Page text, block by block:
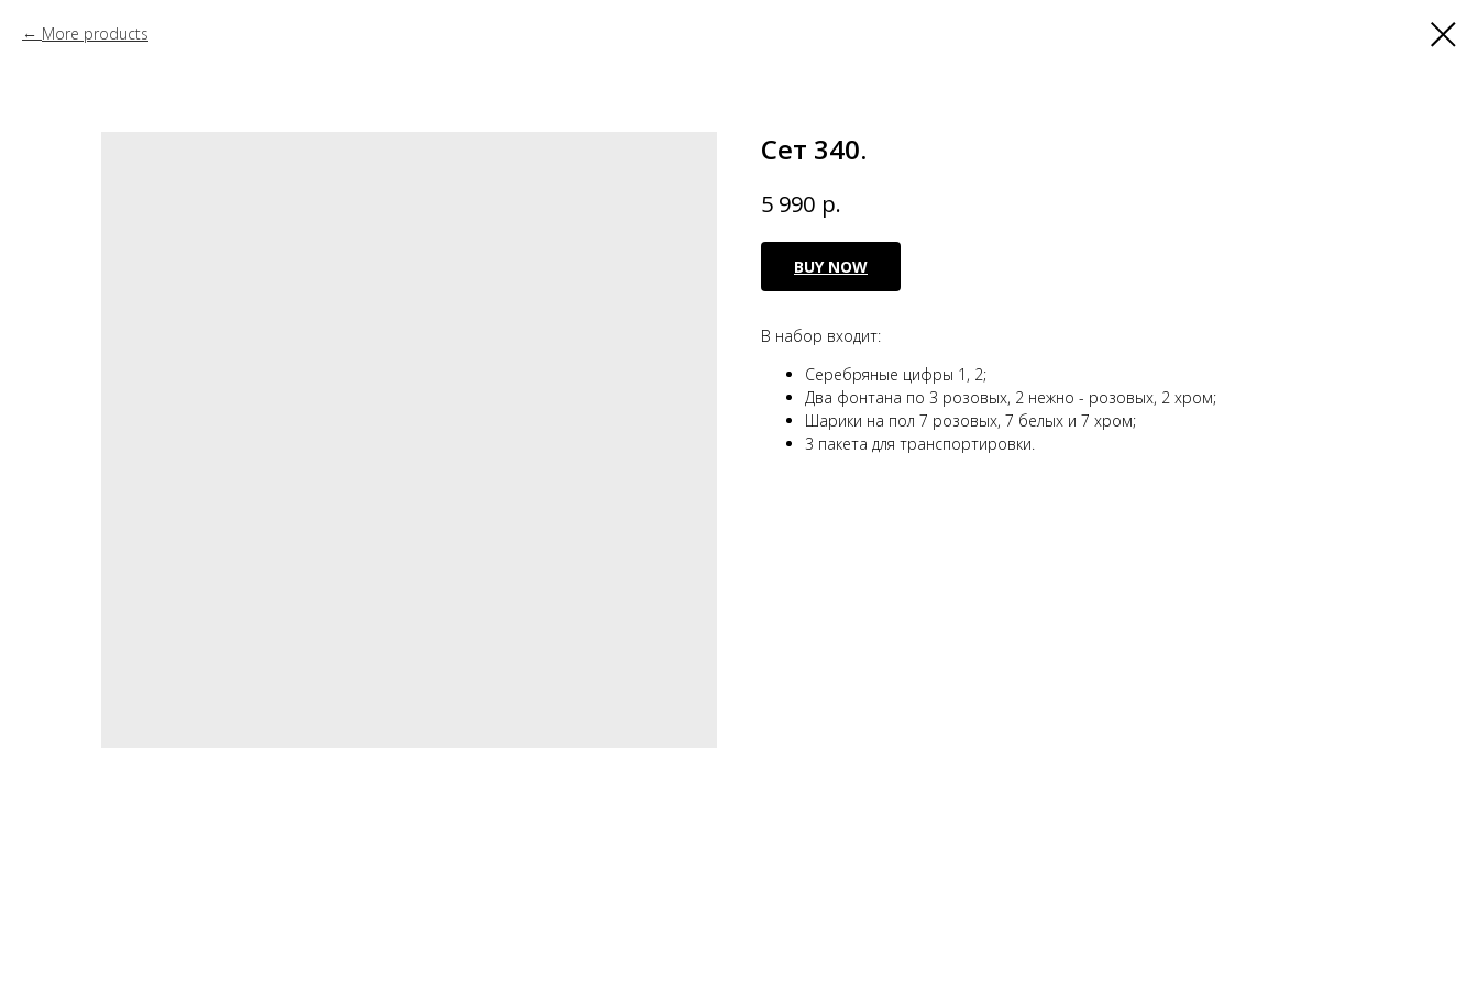
More products
Сет 340.
5 990 р.
BUY NOW
В набор входит:
Серебряные цифры 1, 2;
Два фонтана по 3 розовых, 2 нежно - розовых, 2 хром;
Шарики на пол 7 розовых, 7 белых и 7 хром;
3 пакета для транспортировки.